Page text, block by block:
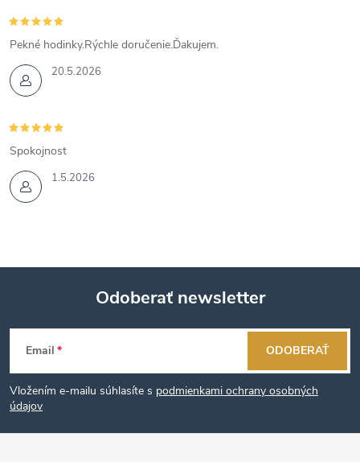
20.5.2026
Pekné hodinky.Rýchle doručenie.Ďakujem.
1.5.2026
Spokojnost
Z
á
p
Odoberať newsletter
Email
Vložením e-mailu súhlasíte s podmienkami ochrany osobných
údajov
ODOBERAŤ